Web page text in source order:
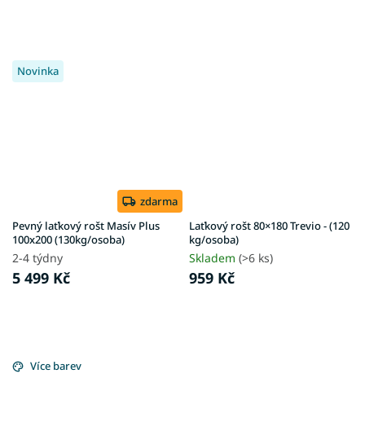
Novinka
zdarma
Pevný laťkový rošt Masív Plus
100x200 (130kg/osoba)
2-4 týdny
5 499 Kč
Laťkový rošt 80×180 Trevio - (120
kg/osoba)
Skladem (>6 ks)
959 Kč
Více barev